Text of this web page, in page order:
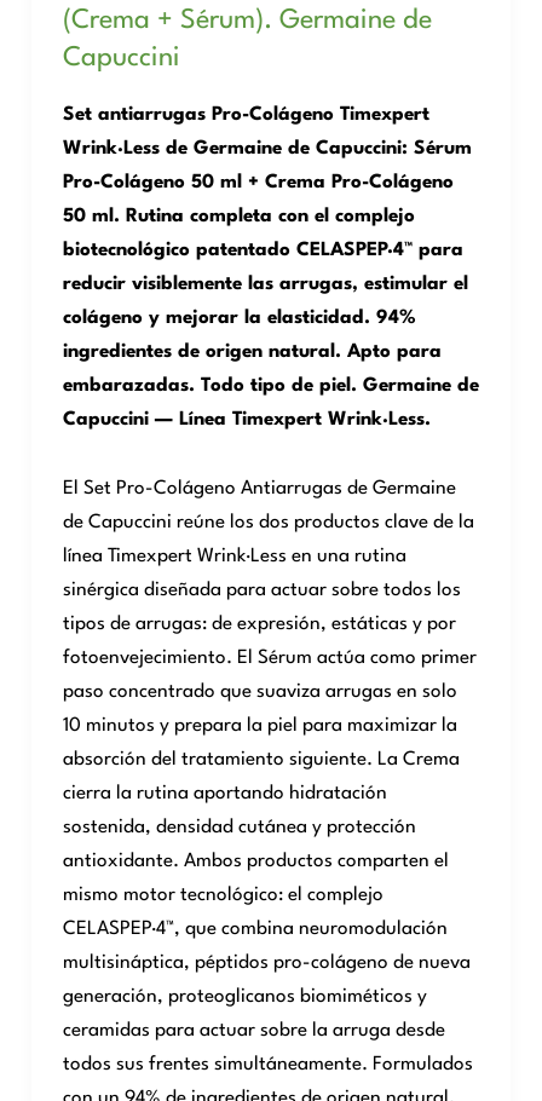
(Crema + Sérum). Germaine de
Capuccini
Set antiarrugas Pro-Colágeno Timexpert
Wrink·Less de Germaine de Capuccini: Sérum
Pro-Colágeno 50 ml + Crema Pro-Colágeno
50 ml. Rutina completa con el complejo
biotecnológico patentado CELASPEP·4™ para
reducir visiblemente las arrugas, estimular el
colágeno y mejorar la elasticidad. 94%
ingredientes de origen natural. Apto para
embarazadas. Todo tipo de piel. Germaine de
Capuccini — Línea Timexpert Wrink·Less.
El Set Pro-Colágeno Antiarrugas de Germaine
de Capuccini reúne los dos productos clave de la
línea Timexpert Wrink·Less en una rutina
sinérgica diseñada para actuar sobre todos los
tipos de arrugas: de expresión, estáticas y por
fotoenvejecimiento. El Sérum actúa como primer
paso concentrado que suaviza arrugas en solo
10 minutos y prepara la piel para maximizar la
absorción del tratamiento siguiente. La Crema
cierra la rutina aportando hidratación
sostenida, densidad cutánea y protección
antioxidante. Ambos productos comparten el
mismo motor tecnológico: el complejo
CELASPEP·4™, que combina neuromodulación
multisináptica, péptidos pro-colágeno de nueva
generación, proteoglicanos biomiméticos y
ceramidas para actuar sobre la arruga desde
todos sus frentes simultáneamente. Formulados